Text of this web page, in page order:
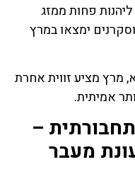
פחות ממזג
ימצאו במרץ
מרץ מציע זווית אחרת
אמיתית.
–
מעבר